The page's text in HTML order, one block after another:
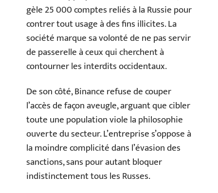
gèle 25 000 comptes reliés à la Russie pour
contrer tout usage à des fins illicites. La
société marque sa volonté de ne pas servir
de passerelle à ceux qui cherchent à
contourner les interdits occidentaux.
De son côté, Binance refuse de couper
l’accès de façon aveugle, arguant que cibler
toute une population viole la philosophie
ouverte du secteur. L’entreprise s’oppose à
la moindre complicité dans l’évasion des
sanctions, sans pour autant bloquer
indistinctement tous les Russes.